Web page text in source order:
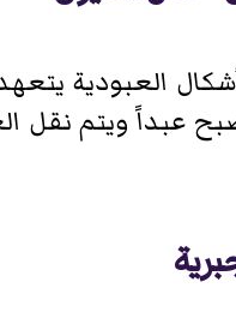
العبودية
عبداً ويتم نقل